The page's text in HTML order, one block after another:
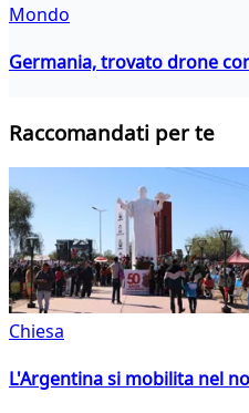
Mondo
Germania, trovato drone
Raccomandati per te
Chiesa
L'Argentina si mobilita nel